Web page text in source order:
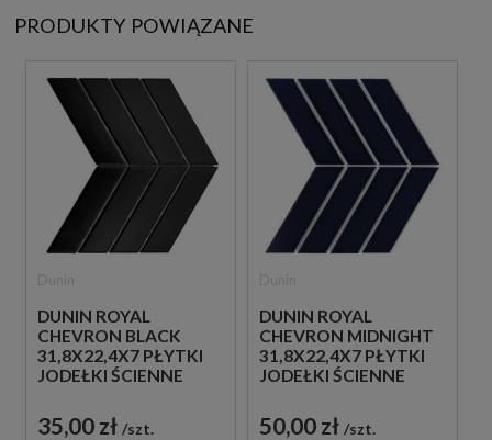
PRODUKTY POWIĄZANE
DUNIN ROYAL
CHEVRON BLACK
31,8X22,4X7 PŁYTKI
JODEŁKI ŚCIENNE
35,00 zł szt.
DUNIN ROYAL
CHEVRON MIDNIGHT
31,8X22,4X7 PŁYTKI
JODEŁKI ŚCIENNE
50,00 zł szt.